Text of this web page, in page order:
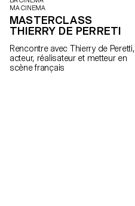
MA CINEMA
MASTERCLASS
THIERRY DE PERRETI
Rencontre avec Thierry de Peretti,
acteur, réalisateur et metteur en
scène français